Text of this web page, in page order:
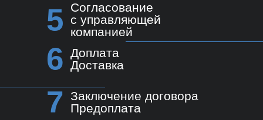
5
6
7
Согласование
с управляющей
компанией
Доплата
Доставка
Заключение договора
Предоплата